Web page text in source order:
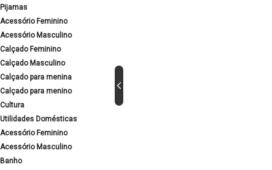
Pijamas
Acessório Feminino
Acessório Masculino
Calçado Feminino
Calçado Masculino
Calçado para menina
Calçado para menino
Cultura
Utilidades Domésticas
Acessório Feminino
Acessório Masculino
Banho